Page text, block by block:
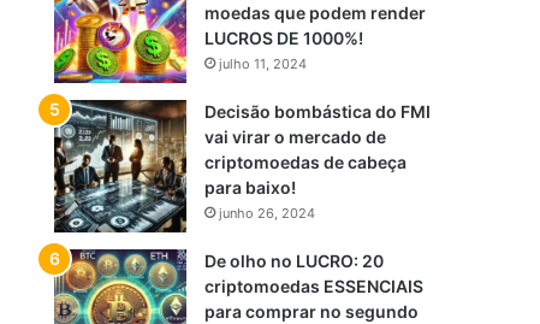
moedas que podem render
LUCROS DE 1000%!
julho 11, 2024
Decisão bombástica do FMI
vai virar o mercado de
criptomoedas de cabeça
para baixo!
junho 26, 2024
De olho no LUCRO: 20
criptomoedas ESSENCIAIS
para comprar no segundo